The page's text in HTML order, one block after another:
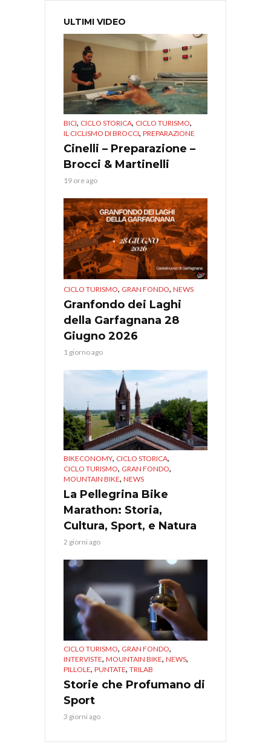
ULTIMI VIDEO
BICI, CICLO STORICA, CICLO TURISMO,
IL CICLISMO DI BROCCI, PREPARAZIONE
Cinelli – Preparazione –
Brocci & Martinelli
19 ore ago
CICLO TURISMO, GRAN FONDO, NEWS
Granfondo dei Laghi
della Garfagnana 28
Giugno 2026
1 giorno ago
BIKECONOMY, CICLO STORICA,
CICLO TURISMO, GRAN FONDO,
MOUNTAIN BIKE, NEWS
La Pellegrina Bike
Marathon: Storia,
Cultura, Sport, e Natura
2 giorni ago
CICLO TURISMO, GRAN FONDO,
INTERVISTE, MOUNTAIN BIKE, NEWS,
PILLOLE, PUNTATE, TRILAB
Storie che Profumano di
Sport
3 giorni ago